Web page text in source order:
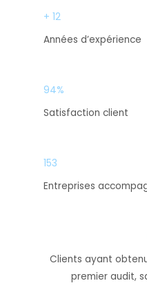
+ 12
Années d’expérience
94%
Satisfaction client
153
Entreprises
Clients ayant
premier audit,